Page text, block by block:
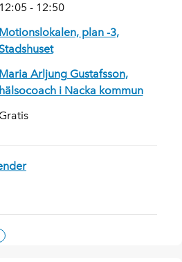
12:05 - 12:50
Motionslokalen, plan -3,
Maria Arljung Gustafsson,
hälsocoach i Nacka kommun
Gratis